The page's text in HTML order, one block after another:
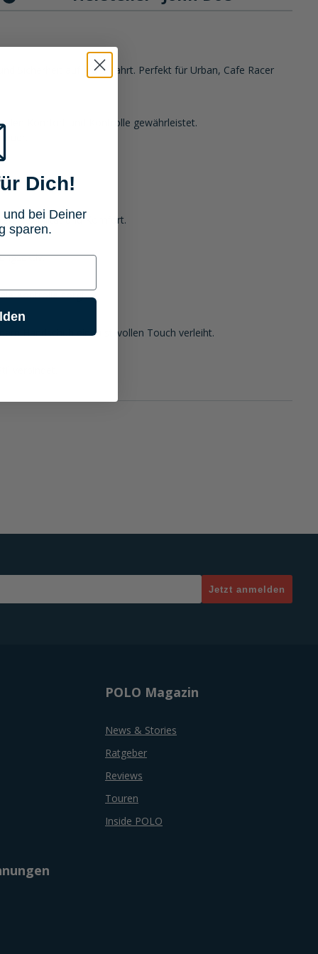
Sicherheit auf jeder Fahrt. Perfekt für Urban, Cafe Racer
Komfort und Kontrolle gewährleistet.
Flexibilität und Komfort.
Kontrolle sorgt.
Handschuh einen stilvollen Touch verleiht.
verbindet.
Jetzt anmelden
POLO Magazin
News & Stories
Ratgeber
Reviews
Touren
Inside POLO
Dich!
bei Deiner
sparen.